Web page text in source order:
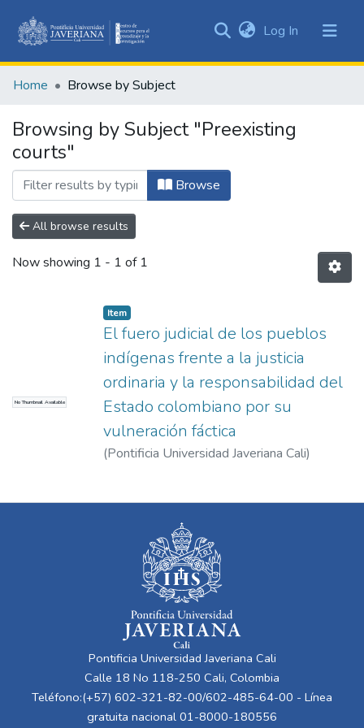
&
All of DSpace
Log In (current)
Home Browse by Subject
Browsing by Subject "Preexisting
courts"
Browse
All browse results
Now showing 1 - 1 of 1
No Thumbnail Available
Item
El fuero judicial de los pueblos
indígenas frente a la justicia
ordinaria y la responsabilidad del
Estado colombiano por su
vulneración fáctica
(Pontificia Universidad Javeriana Cali)
Pontificia Universidad Javeriana Cali
Calle 18 No 118-250 Cali, Colombia
Teléfono:(+57) 602-321-82-00/602-485-64-00 - Línea
gratuita nacional 01-8000-180556